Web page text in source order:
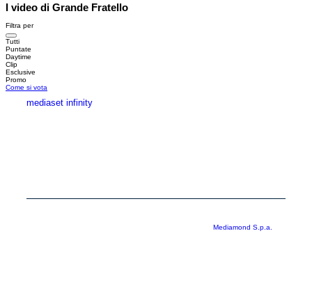
I video di Grande Fratello
Filtra per
Tutti
Puntate
Daytime
Clip
Esclusive
Promo
Come si vota
mediaset infinity
Mediamond S.p.a.